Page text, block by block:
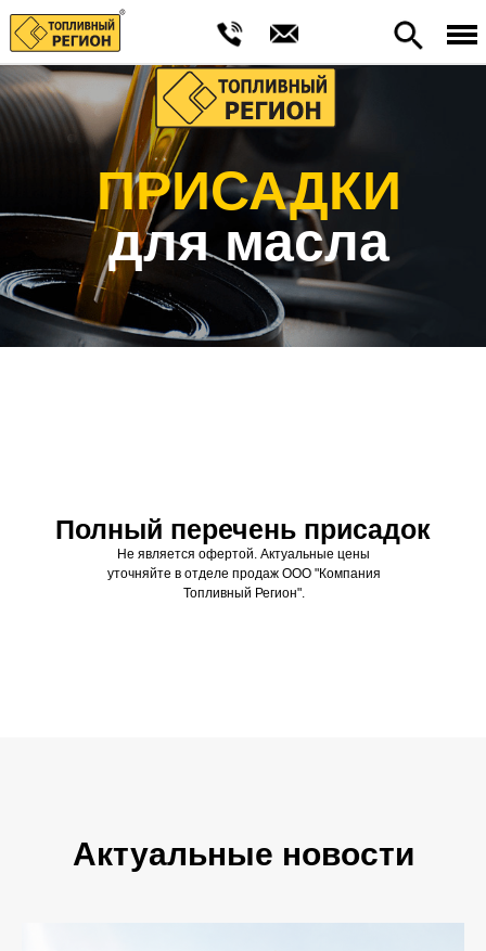
ПРИСАДКИ
для масла
Полный перечень присадок
Не является офертой. Актуальные цены
уточняйте в отделе продаж ООО "Компания
Топливный Регион".
Актуальные новости